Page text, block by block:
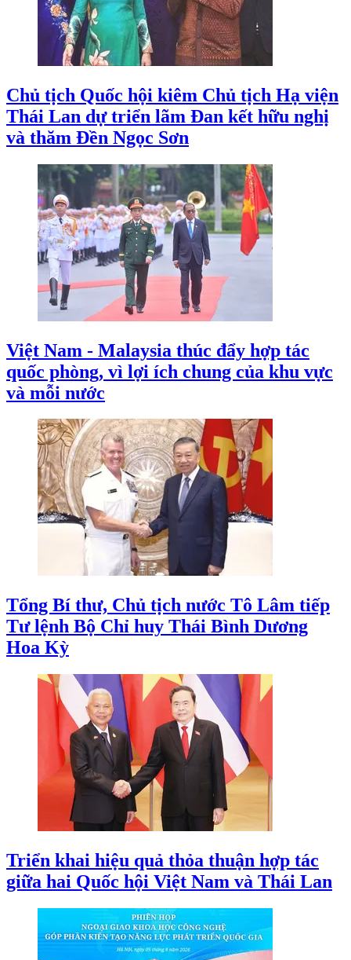
Chủ tịch Quốc hội kiêm Chủ tịch Hạ viện
Thái Lan dự triển lãm Đan kết hữu nghị
và thăm Đền Ngọc Sơn
Việt Nam - Malaysia thúc đẩy hợp tác
quốc phòng, vì lợi ích chung của khu vực
và mỗi nước
Tổng Bí thư, Chủ tịch nước Tô Lâm tiếp
Tư lệnh Bộ Chỉ huy Thái Bình Dương
Hoa Kỳ
Triển khai hiệu quả thỏa thuận hợp tác
giữa hai Quốc hội Việt Nam và Thái Lan